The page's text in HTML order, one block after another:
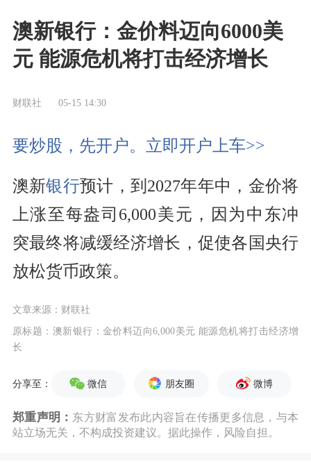
澳新银行：金价料迈向6000美
元 能源危机将打击经济增长
财联社 05-15 14:30
要炒股，先开户。立即开户上车>>
澳新银行预计，到2027年年中，金价将
上涨至每盎司6,000美元，因为中东冲
突最终将减缓经济增长，促使各国央行
放松货币政策。
文章来源：财联社
原标题：澳新银行：金价料迈向6,000美元 能源危机将打击经济增
长
分享至： 微信 朋友圈 微博
郑重声明： 东方财富发布此内容旨在传播更多信息，与本
站立场无关，不构成投资建议。据此操作，风险自担。